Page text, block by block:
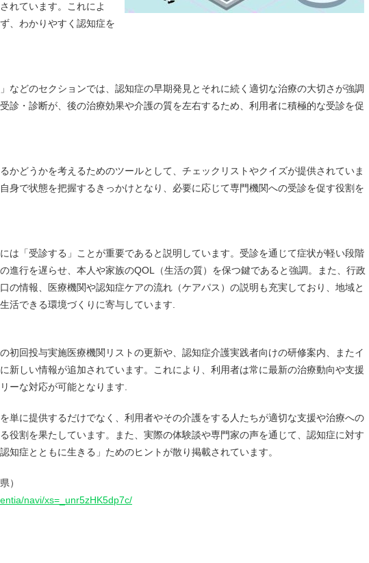
れています。これによ
、わかりやすく認知症を
などのセクションでは、認知症の早期発見とそれに続く適切な治療の大切さが強調
診・診断が、後の治療効果や介護の質を左右するため、利用者に積極的な受診を促
かどうかを考えるためのツールとして、チェックリストやクイズが提供されていま
身で状態を把握するきっかけとなり、必要に応じて専門機関への受診を促す役割を
は「受診する」ことが重要であると説明しています。受診を通じて症状が軽い段階
進行を遅らせ、本人や家族のQOL（生活の質）を保つ鍵であると強調。また、行政
の情報、医療機関や認知症ケアの流れ（ケアパス）の説明も充実しており、地域と
活できる環境づくりに寄与しています.
初回投与実施医療機関リストの更新や、認知症介護実践者向けの研修案内、またイ
新しい情報が追加されています。これにより、利用者は常に最新の治療動向や支援
ーな対応が可能となります.
単に提供するだけでなく、利用者やその介護をする人たちが適切な支援や治療への
役割を果たしています。また、実際の体験談や専門家の声を通じて、認知症に対す
知症とともに生きる」ためのヒントが散り掲載されています。
）
navi/xs=_unr5zHK5dp7c/